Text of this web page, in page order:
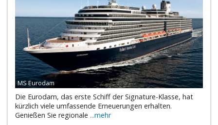
MS Eurodam
Die Eurodam, das erste Schiff der Signature-Klasse, hat
kürzlich viele umfassende Erneuerungen erhalten.
Genießen Sie regionale ...mehr